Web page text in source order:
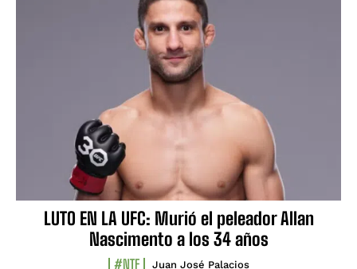
LUTO EN LA UFC: Murió el peleador Allan
Nascimento a los 34 años
#NTF Juan José Palacios